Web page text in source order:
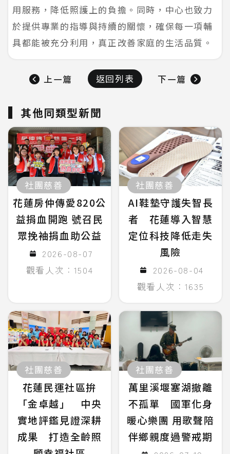
用服務，降低照護上的負擔。同時，中心也致力
於提供專業的指導與持續的關懷，確保每一項輔
具都能被充分利用，真正改善家庭的生活品質。
上一篇 返回列表 下一篇
其他同類型新聞
社團慈善
花蓮房仲傳愛820公
益捐血開跑 號召民
眾挽袖捐血助公益
2026-08-07
觀看人次：1504
社團慈善
AI鞋墊守護失智長
者 花蓮導入智慧
定位科技降低走失
風險
2026-08-04
觀看人次：1635
社團慈善
花蓮民運社區拚
「金卓越」 中央
實地評鑑見證深耕
成果 打造全齡照
社團慈善
萬里溪堰塞湖撤離
不孤單 國軍化身
暖心樂團 用歌聲陪
伴鄉親度過警戒期